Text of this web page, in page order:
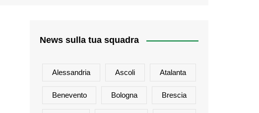
News sulla tua squadra
Alessandria Ascoli Atalanta
Benevento Bologna Brescia